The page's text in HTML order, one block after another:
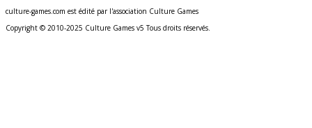
culture-games.com est édité par l'association Culture Games
Copyright © 2010-2025 Culture Games v5 Tous droits réservés.